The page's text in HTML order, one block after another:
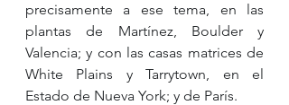
precisamente a ese tema, en las
plantas de Martínez, Boulder y
Valencia; y con las casas matrices de
White Plains y Tarrytown, en el
Estado de Nueva York; y de París.